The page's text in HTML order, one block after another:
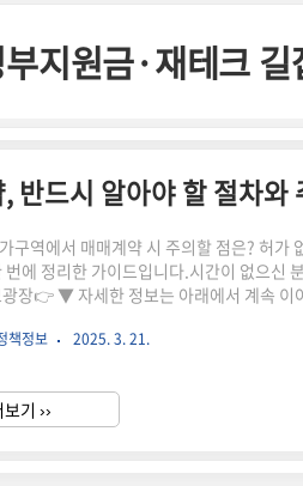
지원금·재테크 길
반드시 알아야 할 절차와
구역에서 매매계약 시 주의할 점은? 허가
번에 정리한 가이드입니다.시간이 없으신
👉 ▼ 자세한 정보는 아래에서 계속 이어집니다! ▼ 🏡 토지
토지를 거래할 때 반드시 관할 관청의 허가
용도지역허가 대상 면적주거지역60㎡ 초
역100㎡ 초과해당 면적을 초과하면 반드시
책정보 2025. 3. 21.
보기 ››